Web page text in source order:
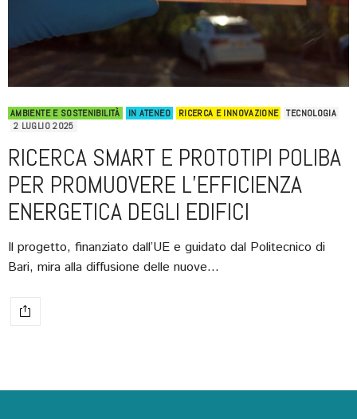
AMBIENTE E SOSTENIBILITÀ IN ATENEO RICERCA E INNOVAZIONE
TECNOLOGIA
2 LUGLIO 2025
RICERCA SMART E PROTOTIPI POLIBA
PER PROMUOVERE L’EFFICIENZA
ENERGETICA DEGLI EDIFICI
Il progetto, finanziato dall’UE e guidato dal Politecnico di
Bari, mira alla diffusione delle nuove…